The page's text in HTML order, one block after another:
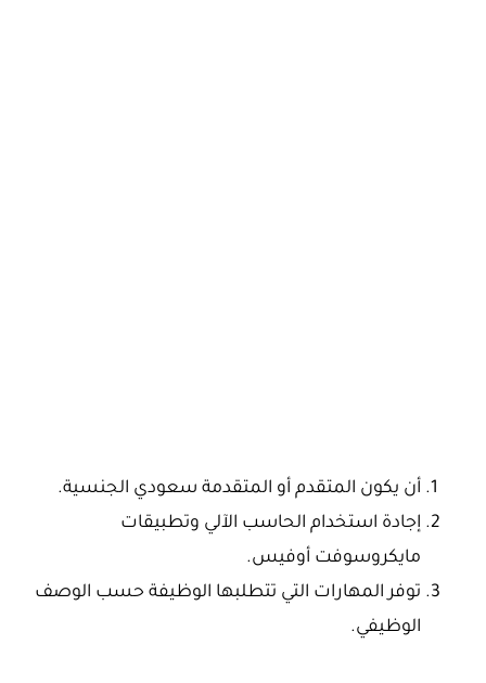
أن يكون المتقدم أو المتقدمة سعودي الجنسية.
إجادة استخدام الحاسب الآلي وتطبيقات
مايكروسوفت أوفيس.
توفر المهارات التي تتطلبها الوظيفة حسب الوصف
الوظيفي.